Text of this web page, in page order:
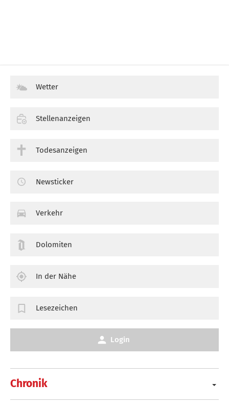
Chronik
Wetter
Stellenanzeigen
Todesanzeigen
Newsticker
Verkehr
Dolomiten
In der Nähe
Lesezeichen
Login